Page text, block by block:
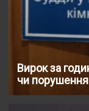
Вирок за
чи